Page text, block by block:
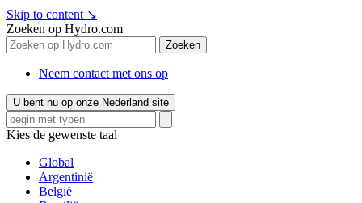
Skip to content ↘
Zoeken op Hydro.com
Zoeken
Neem contact met ons op
U bent nu op onze Nederland site
Kies de gewenste taal
Global
Argentinië
België